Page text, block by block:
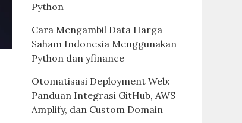
Python
Cara Mengambil Data Harga
Saham Indonesia Menggunakan
Python dan yfinance
Otomatisasi Deployment Web:
Panduan Integrasi GitHub, AWS
Amplify, dan Custom Domain